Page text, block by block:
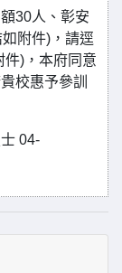
30人、彰安
附件)，請逕
件)，本府同意
校惠予參訓
04-